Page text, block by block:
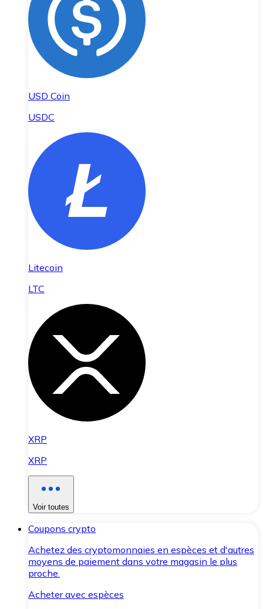
USD Coin
USDC
Litecoin
LTC
XRP
XRP
Voir toutes
Coupons crypto
Achetez des cryptomonnaies en espèces et d'autres
moyens de paiement dans votre magasin le plus
proche.
Acheter avec espèces